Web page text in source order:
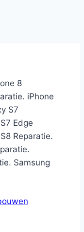
8
iPhone
S7
Edge
Reparatie.
Samsung